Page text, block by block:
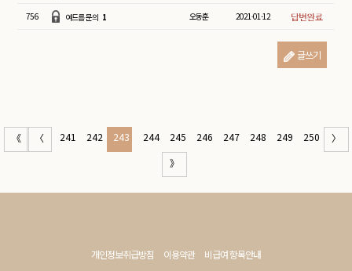
756 여드름 문의 1 오동훈 2021-01-12
글쓰기
《 〈 241 242 243 244 245 246 247 248 249 250
〉
》
개인정보취급방침 이용약관 비급여 항목안내